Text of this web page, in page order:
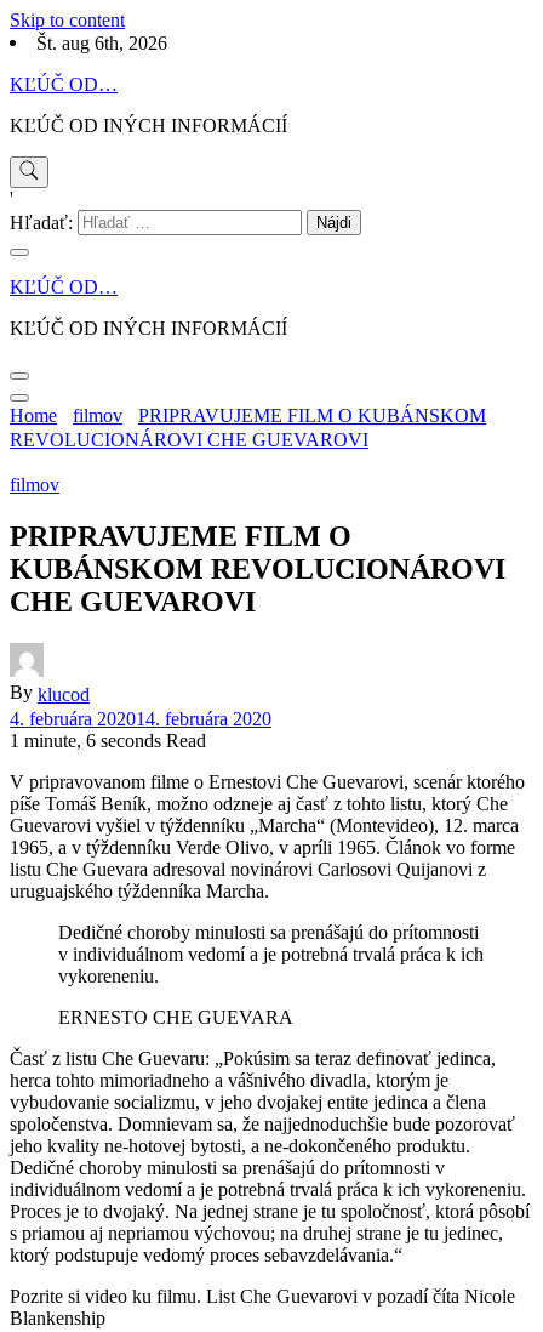
Skip to content
Št. aug 6th, 2026
KĽÚČ OD…
KĽÚČ OD INÝCH INFORMÁCIÍ
'
Hľadať:
KĽÚČ OD…
KĽÚČ OD INÝCH INFORMÁCIÍ
Home filmov
PRIPRAVUJEME FILM O KUBÁNSKOM
REVOLUCIONÁROVI CHE GUEVAROVI
filmov
PRIPRAVUJEME FILM O
KUBÁNSKOM REVOLUCIONÁROVI
CHE GUEVAROVI
By klucod
4. februára 202014. februára 2020
1 minute, 6 seconds Read
V pripravovanom filme o Ernestovi Che Guevarovi, scenár ktorého
píše Tomáš Beník, možno odzneje aj časť z tohto listu, ktorý Che
Guevarovi vyšiel v týždenníku „Marcha“ (Montevideo), 12. marca
1965, a v týždenníku Verde Olivo, v apríli 1965. Článok vo forme
listu Che Guevara adresoval novinárovi Carlosovi Quijanovi z
uruguajského týždenníka Marcha.
Dedičné choroby minulosti sa prenášajú do prítomnosti
v individuálnom vedomí a je potrebná trvalá práca k ich
vykoreneniu.
ERNESTO CHE GUEVARA
Časť z listu Che Guevaru: „Pokúsim sa teraz definovať jedinca,
herca tohto mimoriadneho a vášnivého divadla, ktorým je
vybudovanie socializmu, v jeho dvojakej entite jedinca a člena
spoločenstva. Domnievam sa, že najjednoduchšie bude pozorovať
jeho kvality ne-hotovej bytosti, a ne-dokončeného produktu.
Dedičné choroby minulosti sa prenášajú do prítomnosti v
individuálnom vedomí a je potrebná trvalá práca k ich vykoreneniu.
Proces je to dvojaký. Na jednej strane je tu spoločnosť, ktorá pôsobí
s priamou aj nepriamou výchovou; na druhej strane je tu jedinec,
ktorý podstupuje vedomý proces sebavzdelávania.“
Pozrite si video ku filmu. List Che Guevarovi v pozadí číta Nicole
Blankenship